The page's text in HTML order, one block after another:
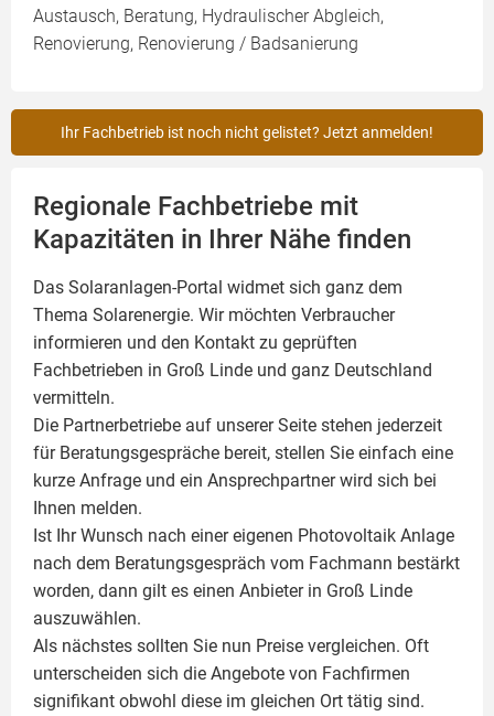
Austausch, Beratung, Hydraulischer Abgleich,
Renovierung, Renovierung / Badsanierung
Ihr Fachbetrieb ist noch nicht gelistet? Jetzt anmelden!
Regionale Fachbetriebe mit
Kapazitäten in Ihrer Nähe finden
Das Solaranlagen-Portal widmet sich ganz dem
Thema Solarenergie. Wir möchten Verbraucher
informieren und den Kontakt zu geprüften
Fachbetrieben in Groß Linde und ganz Deutschland
vermitteln.
Die Partnerbetriebe auf unserer Seite stehen jederzeit
für Beratungsgespräche bereit, stellen Sie einfach eine
kurze Anfrage und ein Ansprechpartner wird sich bei
Ihnen melden.
Ist Ihr Wunsch nach einer eigenen Photovoltaik Anlage
nach dem Beratungsgespräch vom Fachmann bestärkt
worden, dann gilt es einen Anbieter in Groß Linde
auszuwählen.
Als nächstes sollten Sie nun Preise vergleichen. Oft
unterscheiden sich die Angebote von Fachfirmen
signifikant obwohl diese im gleichen Ort tätig sind.